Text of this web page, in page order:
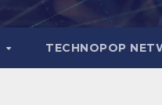
TECHNOPOP